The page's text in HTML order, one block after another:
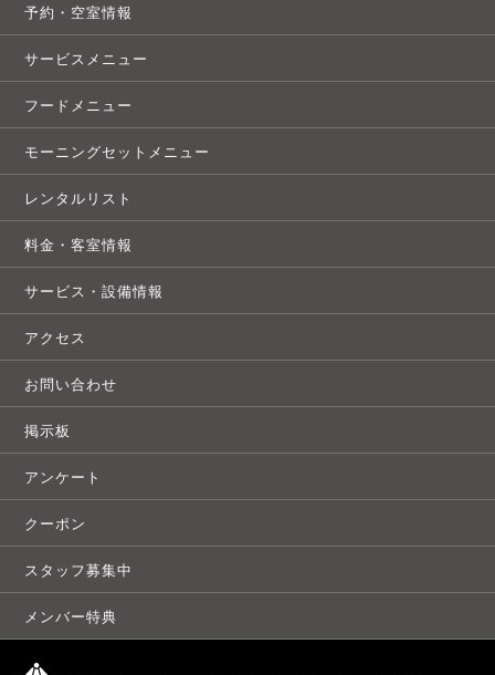
予約・空室情報
サービスメニュー
フードメニュー
モーニングセットメニュー
レンタルリスト
料金・客室情報
サービス・設備情報
アクセス
お問い合わせ
掲示板
アンケート
クーポン
スタッフ募集中
メンバー特典